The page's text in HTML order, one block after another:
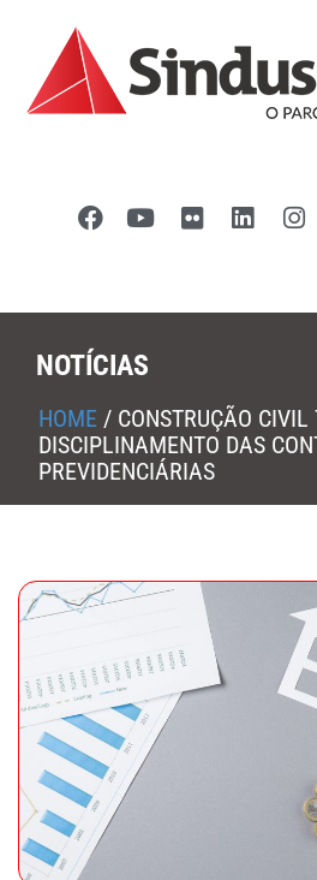
NOTÍCIAS
HOME / CONSTRUÇÃO CIVIL
DISCIPLINAMENTO DAS
PREVIDENCIÁRIAS